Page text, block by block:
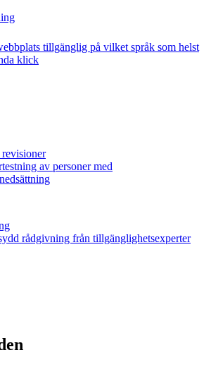
tillgänglig på vilket språk som helst
klick
av personer med
rådgivning från tillgänglighetsexperter